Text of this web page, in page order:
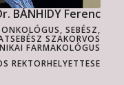
BÁNHIDY Ferenc
SEBÉSZ,
SZAKORVOS
FARMAKOLÓGUS
REKTORHELYETTESE